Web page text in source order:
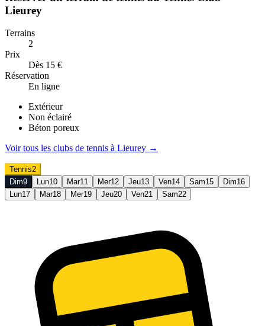
Lieurey
Terrains
2
Prix
Dès 15 €
Réservation
En ligne
Extérieur
Non éclairé
Béton poreux
Voir tous les clubs de tennis à Lieurey →
Tennis2
Dim9 Lun10 Mar11 Mer12 Jeu13 Ven14 Sam15 Dim16
Lun17 Mar18 Mer19 Jeu20 Ven21 Sam22